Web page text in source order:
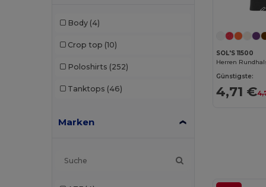
Body (4)
Crop top (10)
Poloshirts (252)
Tanktops (46)
Marken
SOL'S 11500
Herren
Günstigste:
4,71 €